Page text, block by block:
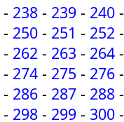
- 238 - 239 - 240 -
- 250 - 251 - 252 -
- 262 - 263 - 264 -
- 274 - 275 - 276 -
- 286 - 287 - 288 -
- 298 - 299 - 300 -